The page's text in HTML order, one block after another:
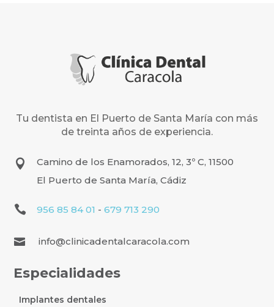
Tu dentista en El Puerto de Santa María con más
de treinta años de experiencia.

Camino de los Enamorados, 12, 3º C, 11500
El Puerto de Santa María, Cádiz
 956 85 84 01 - 679 713 290
 info@clinicadentalcaracola.com
Especialidades
Implantes dentales